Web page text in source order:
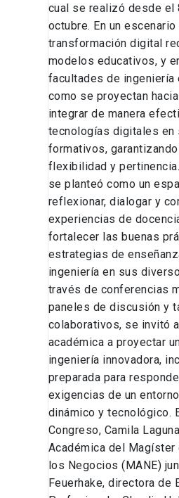
cual se realizó desde el
octubre. En un
transformación digital
modelos educativos, y
facultades de ingeniería
como se proyectan
integrar de manera
tecnologías digitales en
formativos,
flexibilidad y
se planteó como un
reflexionar, dialogar y
experiencias de
fortalecer las buenas
estrategias de
ingeniería en sus
través de conferencias
paneles de discusión y
colaborativos, se invitó
académica a proyectar
ingeniería innovadora,
preparada para
exigencias de un
dinámico y tecnológico.
Congreso, Camila
Académica del Magíster
los Negocios (MANE)
Feuerhake, directora de